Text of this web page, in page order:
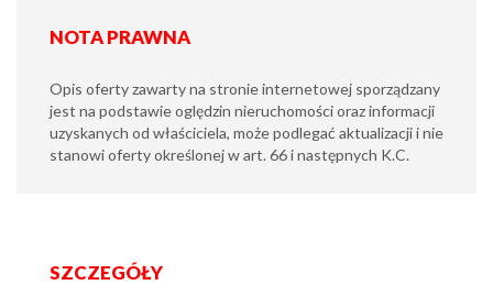
NOTA PRAWNA
Opis oferty zawarty na stronie internetowej sporządzany
jest na podstawie oględzin nieruchomości oraz informacji
uzyskanych od właściciela, może podlegać aktualizacji i nie
stanowi oferty określonej w art. 66 i następnych K.C.
SZCZEGÓŁY